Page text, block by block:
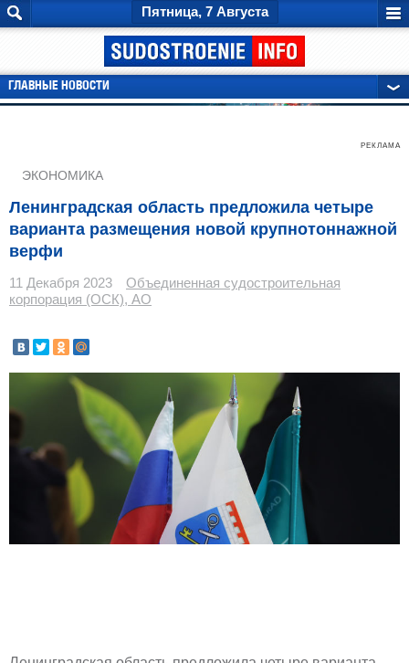
Пятница, 7 Августа
ГЛАВНЫЕ НОВОСТИ
РЕКЛАМА
ЭКОНОМИКА
Ленинградская область предложила четыре
варианта размещения новой крупнотоннажной
верфи
11 Декабря 2023
Объединенная судостроительная
корпорация (ОСК), АО